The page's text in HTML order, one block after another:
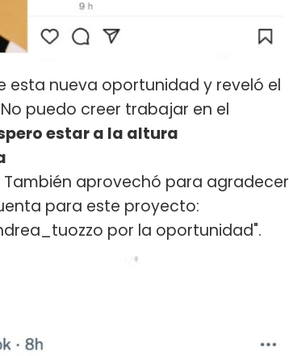
esta nueva oportunidad y reveló el
puedo creer trabajar en el
estar a la altura
También aprovechó para agradecer
para este proyecto:
por la oportunidad".